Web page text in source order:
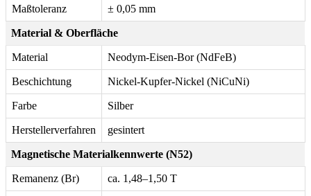
Maßtoleranz ± 0,05 mm
Material & Oberfläche
Material Neodym-Eisen-Bor (NdFeB)
Beschichtung Nickel-Kupfer-Nickel (NiCuNi)
Farbe Silber
Herstellerverfahren gesintert
Magnetische Materialkennwerte (N52)
Remanenz (Br) ca. 1,48–1,50 T